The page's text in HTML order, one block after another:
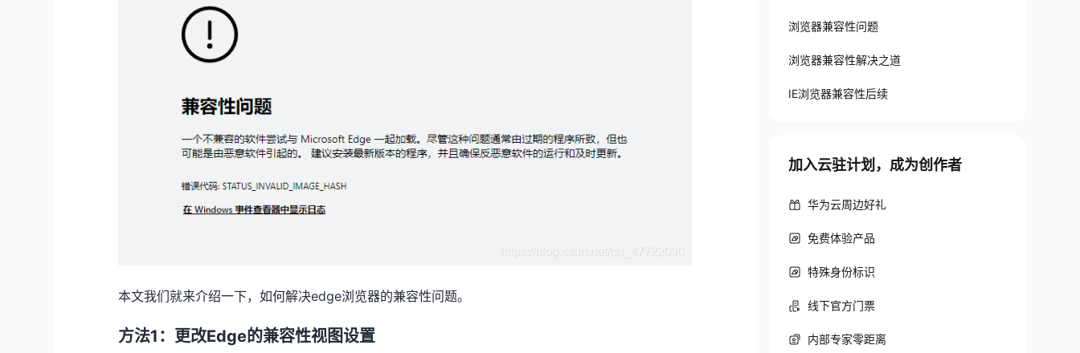
本文我们就来介绍一下，如何解决edge浏览器的兼容性问题。
方法1：更改Edge的兼容性视图设置
浏览器兼容性问题
浏览器兼容性解决之道
IE浏览器兼容性后续
加入云驻计划，成为创作者
华为云周边好礼
免费体验产品
特殊身份标识
线下官方门票
内部专家零距离